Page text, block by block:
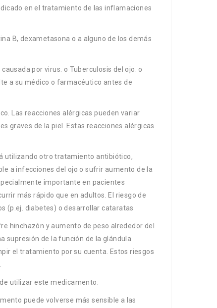
en el tratamiento de las inflamaciones
B, dexametasona o a alguno de los demás
por virus. o Tuberculosis del ojo. o
a su médico o farmacéutico antes de
Las reacciones alérgicas pueden variar
graves de la piel. Estas reacciones alérgicas
utilizando otro tratamiento antibiótico,
a infecciones del ojo o sufrir aumento de la
importante en pacientes
más rápido que en adultos. El riesgo de
(p.ej. diabetes) o desarrollar cataratas
hinchazón y aumento de peso alrededor del
supresión de la función de la glándula
el tratamiento por su cuenta. Estos riesgos
utilizar este medicamento.
puede volverse más sensible a las